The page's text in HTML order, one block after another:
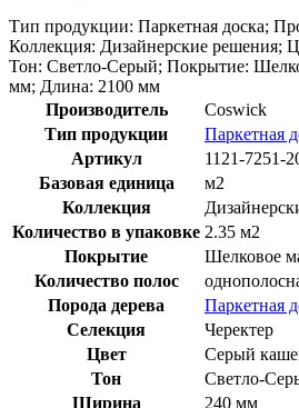
Тип продукции: Паркетная доска;
Коллекция: Дизайнерские решения;
Тон: Светло-Серый; Покрытие:
мм; Длина: 2100 мм
Производитель
Coswick
Тип продукции
Паркетная
Артикул
1121-7251-
Базовая единица
м2
Коллекция
Количество в упаковке 2.35 м2
Покрытие
Шелковое
Количество полос
Порода дерева
Паркетная
Селекция
Черектер
Цвет
Серый
Тон
Светло-
Ширина
240 мм